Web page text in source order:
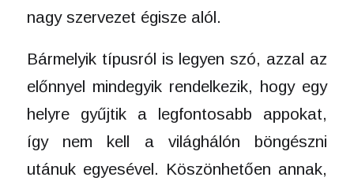
nagy szervezet égisze alól.
Bármelyik típusról is legyen szó, azzal az
előnnyel mindegyik rendelkezik, hogy egy
helyre gyűjtik a legfontosabb appokat,
így nem kell a világhálón böngészni
utánuk egyesével. Köszönhetően annak,